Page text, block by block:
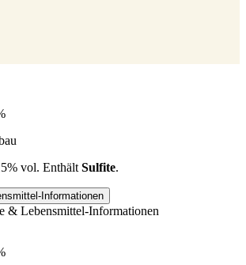
vol. Enthält Sulfite.
Informationen
& Lebensmittel-Informationen